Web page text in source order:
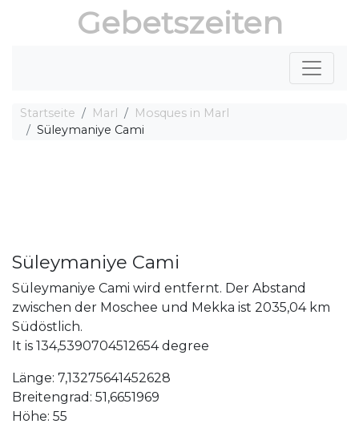
Gebetszeiten
Startseite Marl
Mosques in Marl
Süleymaniye Cami
Süleymaniye Cami
Süleymaniye Cami wird entfernt. Der Abstand
zwischen der Moschee und Mekka ist 2035,04 km
Südöstlich.
It is 134,5390704512654 degree
Länge: 7,13275641452628
Breitengrad: 51,6651969
Höhe: 55